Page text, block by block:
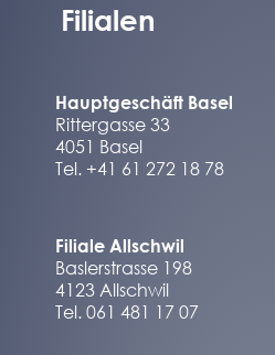
Filialen
Hauptgeschäft Basel
Rittergasse 33
4051 Basel
Tel. +41 61 272 18 78
Filiale Allschwil
Baslerstrasse 198
4123 Allschwil
Tel. 061 481 17 07